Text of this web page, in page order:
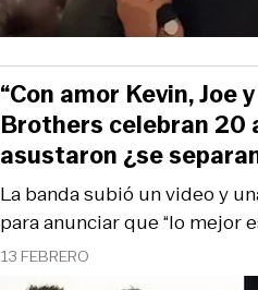
13 FEBRERO
La banda subió un video y
para anunciar que “lo mejor
“Con amor Kevin, Joe
Brothers celebran 20
asustaron ¿se